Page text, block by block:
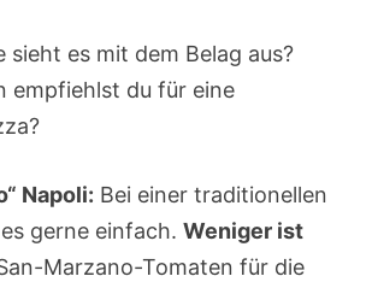
sieht es mit dem Belag aus?
empfiehlst du für eine
Napoli: Bei einer traditionellen
gerne einfach. Weniger ist
Marzano-Tomaten für die